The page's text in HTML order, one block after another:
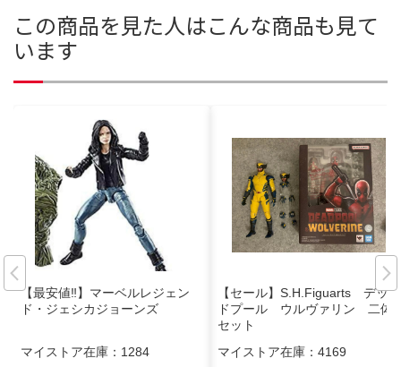
この商品を見た人はこんな商品も見て
います
【最安値‼️】マーベルレジェン
ド・ジェシカジョーンズ
マイストア在庫： 1284
【セール】S.H.Figuarts デッ
ドプール ウルヴァリン 二体
セット
マイストア在庫： 4169